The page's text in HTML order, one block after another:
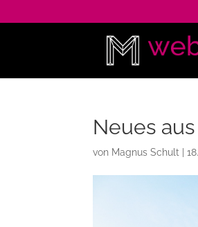
Neues
von Magnus Schult |